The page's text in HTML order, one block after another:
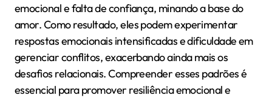
emocional e falta de confiança, minando a base do
amor. Como resultado, eles podem experimentar
respostas emocionais intensificadas e dificuldade em
gerenciar conflitos, exacerbando ainda mais os
desafios relacionais. Compreender esses padrões é
essencial para promover resiliência emocional e